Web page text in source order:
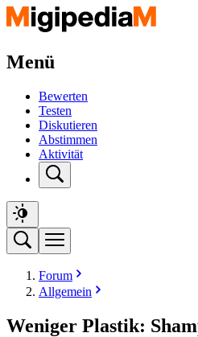
Menü
Bewerten
Testen
Diskutieren
Abstimmen
Aktivität
Forum
Allgemein
Weniger Plastik: